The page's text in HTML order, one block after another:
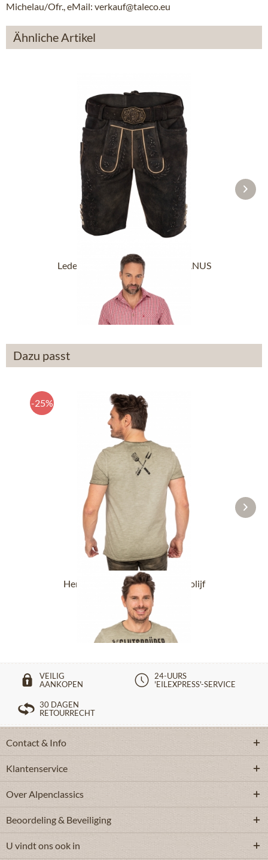
Michelau/Ofr., eMail: verkauf@taleco.eu
Ähnliche Artikel
Lederhosen kort met riem STEFANUS
antraciet
vanaf € 229,90 *
Dazu passt
-25%
Heren T-Shirt GLUTSBRÜDER olijf
€ 29,90 * € 39,90 *
VEILIG
AANKOPEN
24-UURS
'EILEXPRESS'-SERVICE
30 DAGEN
RETOURRECHT
Contact & Info
Klantenservice
Over Alpenclassics
Beoordeling & Beveiliging
U vindt ons ook in